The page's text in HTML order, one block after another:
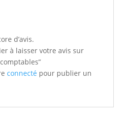
d’avis.
à laisser votre avis sur
connecté pour publier un